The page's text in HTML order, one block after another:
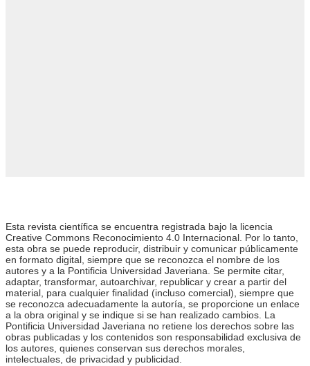
Esta revista científica se encuentra registrada bajo la licencia
Creative Commons Reconocimiento 4.0 Internacional. Por lo tanto,
esta obra se puede reproducir, distribuir y comunicar públicamente
en formato digital, siempre que se reconozca el nombre de los
autores y a la Pontificia Universidad Javeriana. Se permite citar,
adaptar, transformar, autoarchivar, republicar y crear a partir del
material, para cualquier finalidad (incluso comercial), siempre que
se reconozca adecuadamente la autoría, se proporcione un enlace
a la obra original y se indique si se han realizado cambios. La
Pontificia Universidad Javeriana no retiene los derechos sobre las
obras publicadas y los contenidos son responsabilidad exclusiva de
los autores, quienes conservan sus derechos morales,
intelectuales, de privacidad y publicidad.